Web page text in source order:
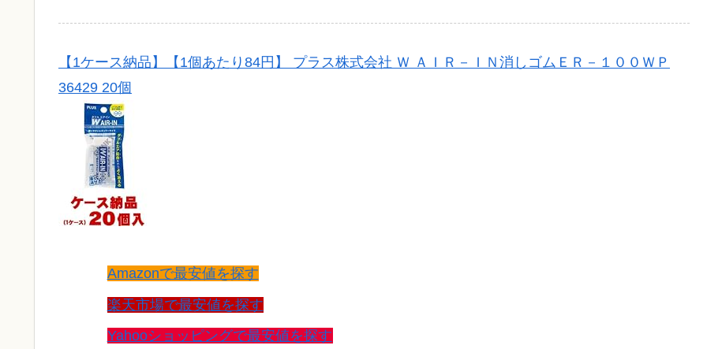
【1ケース納品】【1個あたり84円】 プラス株式会社 Ｗ ＡＩＲ－ＩＮ消しゴムＥＲ－１００ＷＰ
36429 20個
Amazonで最安値を探す
楽天市場で最安値を探す
Yahooショッピングで最安値を探す